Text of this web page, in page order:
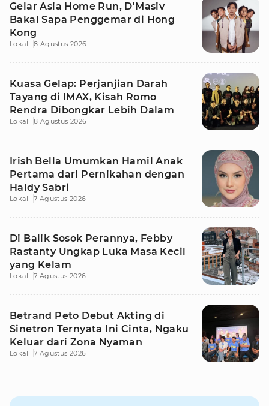
Gelar Asia Home Run, D'Masiv
Bakal Sapa Penggemar di Hong
Kong
Lokal 8 Agustus 2026
Kuasa Gelap: Perjanjian Darah
Tayang di IMAX, Kisah Romo
Rendra Dibongkar Lebih Dalam
Lokal 8 Agustus 2026
Irish Bella Umumkan Hamil Anak
Pertama dari Pernikahan dengan
Haldy Sabri
Lokal 7 Agustus 2026
Di Balik Sosok Perannya, Febby
Rastanty Ungkap Luka Masa Kecil
yang Kelam
Lokal 7 Agustus 2026
Betrand Peto Debut Akting di
Sinetron Ternyata Ini Cinta, Ngaku
Keluar dari Zona Nyaman
Lokal 7 Agustus 2026